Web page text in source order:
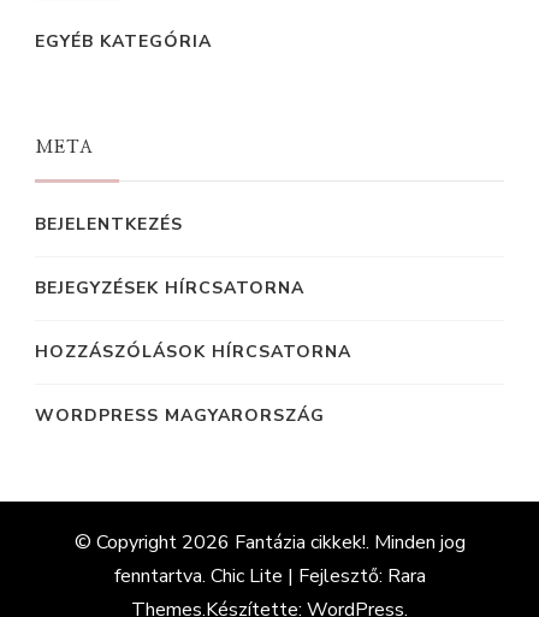
EGYÉB KATEGÓRIA
META
BEJELENTKEZÉS
BEJEGYZÉSEK HÍRCSATORNA
HOZZÁSZÓLÁSOK HÍRCSATORNA
WORDPRESS MAGYARORSZÁG
© Copyright 2026 Fantázia cikkek!. Minden jog
fenntartva. Chic Lite | Fejlesztő: Rara
Themes.Készítette: WordPress.